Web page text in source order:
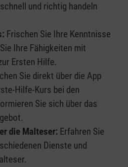
und richtig handeln
Frischen Sie Ihre Kenntnisse
Ihre Fähigkeiten mit
Ersten Hilfe.
Sie direkt über die App
Hilfe-Kurs bei den
Sie sich über das
die Malteser: Erfahren Sie
Dienste und